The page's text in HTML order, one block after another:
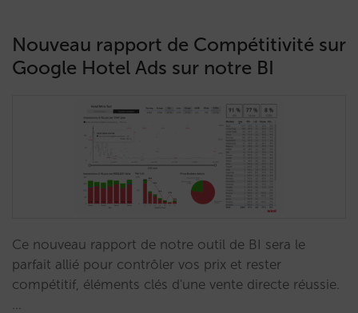
Nouveau rapport de Compétitivité sur
Google Hotel Ads sur notre BI
Ce nouveau rapport de notre outil de BI sera le
parfait allié pour contrôler vos prix et rester
compétitif, éléments clés d'une vente directe réussie.
…